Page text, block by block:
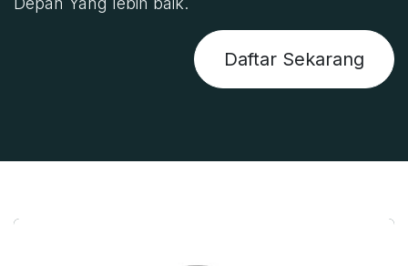
Daftar Sekarang